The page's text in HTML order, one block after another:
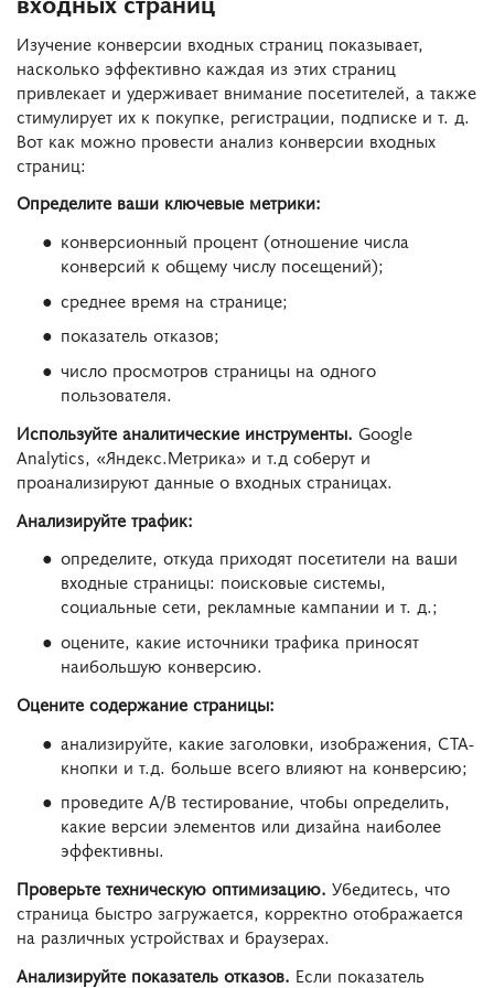
Изучение конверсии входных страниц показывает,
насколько эффективно каждая из этих страниц
привлекает и удерживает внимание посетителей, а также
стимулирует их к покупке, регистрации, подписке и т. д.
Вот как можно провести анализ конверсии входных
страниц:
Определите ваши ключевые метрики:
конверсионный процент (отношение числа
конверсий к общему числу посещений);
среднее время на странице;
показатель отказов;
число просмотров страницы на одного
пользователя.
Используйте аналитические инструменты. Google
Analytics, «Яндекс.Метрика» и т.д соберут и
проанализируют данные о входных страницах.
Анализируйте трафик:
определите, откуда приходят посетители на ваши
входные страницы: поисковые системы,
социальные сети, рекламные кампании и т. д.;
оцените, какие источники трафика приносят
наибольшую конверсию.
Оцените содержание страницы:
анализируйте, какие заголовки, изображения, CTA-
кнопки и т.д. больше всего влияют на конверсию;
проведите A/B тестирование, чтобы определить,
какие версии элементов или дизайна наиболее
эффективны.
Проверьте техническую оптимизацию. Убедитесь, что
страница быстро загружается, корректно отображается
на различных устройствах и браузерах.
Анализируйте показатель отказов. Если показатель